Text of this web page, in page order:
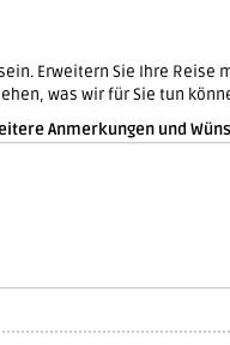
Sie Ihre Reise mit folgenden
was wir für Sie tun
Anmerkungen und